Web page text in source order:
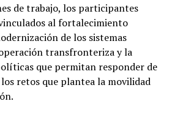
de trabajo, los participantes
al fortalecimiento
de los sistemas
transfronteriza y la
que permitan responder de
retos que plantea la movilidad